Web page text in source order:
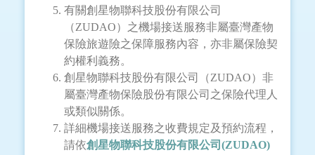
有關創星物聯科技股份有限公司
（ZUDAO）之機場接送服務非屬臺灣產物
保險旅遊險之保障服務內容，亦非屬保險契
約權利義務。
創星物聯科技股份有限公司（ZUDAO）非
屬臺灣產物保險股份有限公司之保險代理人
或類似關係。
詳細機場接送服務之收費規定及預約流程，
請依創星物聯科技股份有限公司(ZUDAO)